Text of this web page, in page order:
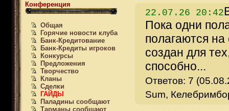
Конференция
Общая
Горячие новости клуба
Банк-Кредитование
Банк-Кредиты игроков
Конкурсы
Предложения
Творчество
Кланы
Сделки
ГАЙДЫ
Паладины сообщают
Тарманы сообщают
22.07.26 20:42
Пока одни
полагаются
создан для
способно...
Ответов: 7
Sum,